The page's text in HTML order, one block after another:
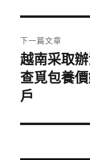
覽
文
章:
下一篇文章
下
一
篇
章:
越南采取
查覓包養
戶